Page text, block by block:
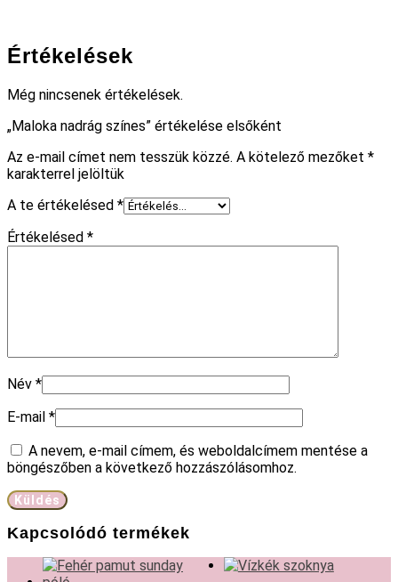
Értékelések
Még nincsenek értékelések.
„Maloka nadrág színes” értékelése elsőként
Az e-mail címet nem tesszük közzé. A kötelező mezőket *
karakterrel jelöltük
A te értékelésed *
Értékelésed *
Név *
E-mail *
A nevem, e-mail címem, és weboldalcímem mentése a
böngészőben a következő hozzászólásomhoz.
Kapcsolódó termékek